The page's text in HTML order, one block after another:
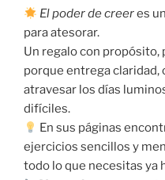
El poder de creeres
para atesorar.
Un regalo con propósito,
porque entrega claridad,
atravesar los días
difíciles.
En sus páginas
ejercicios sencillos y
todo lo que necesitas ya